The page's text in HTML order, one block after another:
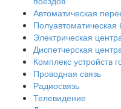
Автоматическая
Полуавтоматическая
Электрическая
Диспетчерская
Комплекс устройств
Проводная связь
Радиосвязь
Телевидение